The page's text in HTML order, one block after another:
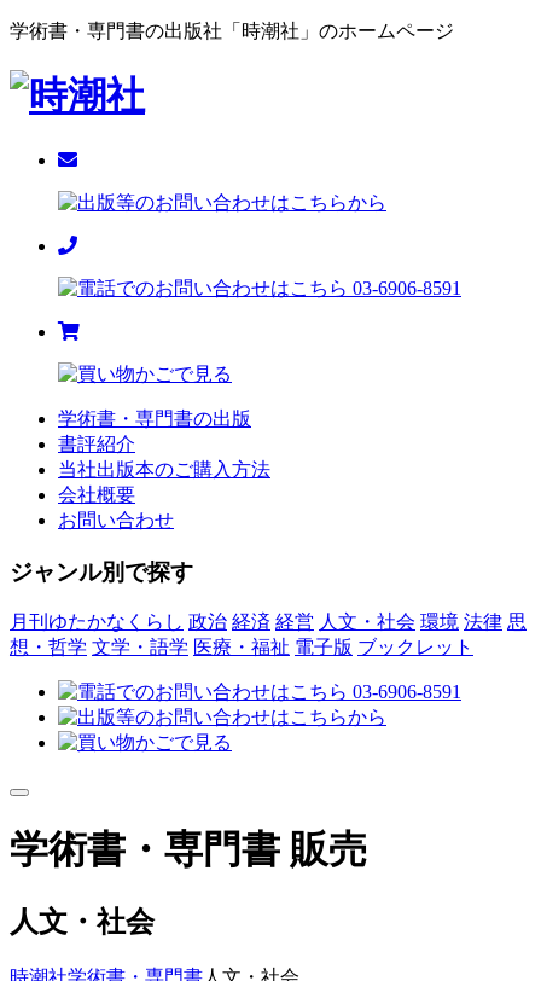
学術書・専門書の出版社「時潮社」のホームページ
学術書・専門書の出版
書評紹介
当社出版本のご購入方法
会社概要
お問い合わせ
ジャンル別で探す
月刊ゆたかなくらし 政治 経済 経営 人文・社会 環境 法律 思
想・哲学 文学・語学 医療・福祉 電子版 ブックレット
学術書・専門書 販売
人文・社会
時潮社学術書・専門書人文・社会